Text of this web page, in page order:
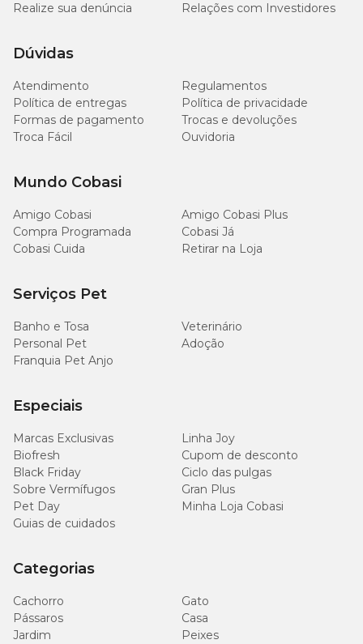
Realize sua denúncia
Relações com Investidores
Dúvidas
Atendimento
Regulamentos
Política de entregas
Política de privacidade
Formas de pagamento
Trocas e devoluções
Troca Fácil
Ouvidoria
Mundo Cobasi
Amigo Cobasi
Amigo Cobasi Plus
Compra Programada
Cobasi Já
Cobasi Cuida
Retirar na Loja
Serviços Pet
Banho e Tosa
Veterinário
Personal Pet
Adoção
Franquia Pet Anjo
Especiais
Marcas Exclusivas
Linha Joy
Biofresh
Cupom de desconto
Black Friday
Ciclo das pulgas
Sobre Vermífugos
Gran Plus
Pet Day
Minha Loja Cobasi
Guias de cuidados
Categorias
Cachorro
Gato
Pássaros
Casa
Jardim
Peixes